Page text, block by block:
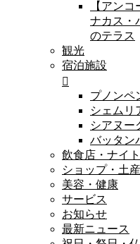
【アン
ナカス・
のテラス
観光
宿泊施設
プノン
シェム
シアヌ
バッタ
飲食店・ナイ
ショップ・土産
美容・健康
サービス
お知らせ
最新ニュース